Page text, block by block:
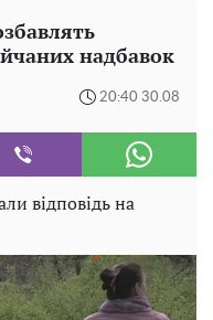
надбавок
20:40 30.08
відповідь на